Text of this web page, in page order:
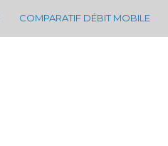
COMPARATIF DÉBIT MOBILE